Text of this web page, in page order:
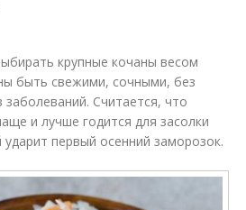
крупные кочаны весом
быть свежими, сочными, без
Считается, что
и лучше годится для засолки
ударит первый осенний заморозок.